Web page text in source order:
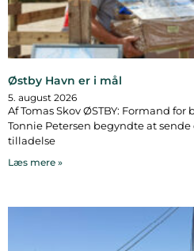
Østby Havn er i mål
5. august 2026
Af Tomas Skov ØSTBY: Formand
Tonnie Petersen begyndte at
tilladelse
Læs mere »